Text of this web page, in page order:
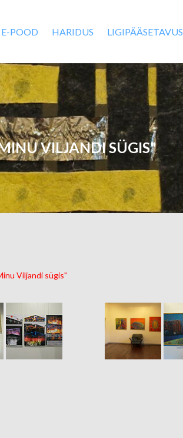
E-POOD HARIDUS LIGIPÄÄSETAVUS
VILJANDI SÜGIS"
Viljandi sügis"